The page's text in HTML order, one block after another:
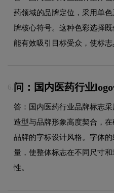
药领域的品牌定位，采用单
牌核心符号。这种色彩选择
能有效吸引目标受众，使标志
6. 问：国内医药行业
答：国内医药行业品牌标志
造型与品牌形象高度契合，
品牌的字标设计风格。字体
量，使整体标志在不同尺寸
性。